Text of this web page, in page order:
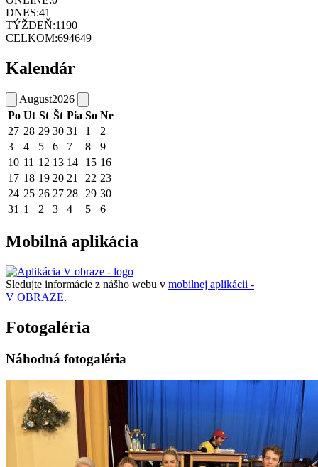
DNES:41
TÝŽDEŇ:1190
CELKOM:694649
Kalendár
August2026
Po Ut St Št Pia So Ne
27 28 29 30 31 1
2
3
4 5 6 7 8
9
10 11 12 13 14 15 16
17 18 19 20 21 22 23
24 25 26 27 28 29 30
31 1 2 3 4 5 6
Mobilná aplikácia
Sledujte informácie z nášho webu v mobilnej aplikácii -
V OBRAZE.
Fotogaléria
Náhodná fotogaléria